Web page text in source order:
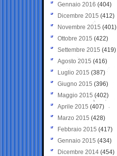
Gennaio 2016 (404)
Dicembre 2015 (412)
Novembre 2015 (401)
Ottobre 2015 (422)
Settembre 2015 (419)
Agosto 2015 (416)
Luglio 2015 (387)
Giugno 2015 (396)
Maggio 2015 (402)
Aprile 2015 (407)
Marzo 2015 (428)
Febbraio 2015 (417)
Gennaio 2015 (434)
Dicembre 2014 (454)